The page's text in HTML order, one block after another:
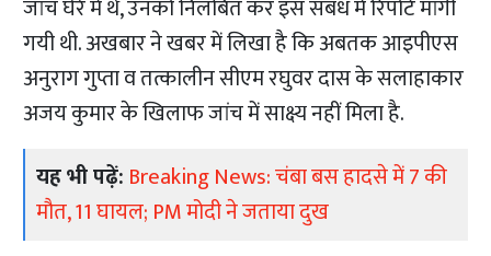
जांच घेरे में थे, उनको निलंबित कर इस संबंध में रिपोर्ट मांगी
गयी थी. अखबार ने खबर में लिखा है कि अबतक आइपीएस
अनुराग गुप्ता व तत्कालीन सीएम रघुवर दास के सलाहाकार
अजय कुमार के खिलाफ जांच में साक्ष्य नहीं मिला है.
यह भी पढ़ें: Breaking News: चंबा बस हादसे में 7 की
मौत, 11 घायल; PM मोदी ने जताया दुख